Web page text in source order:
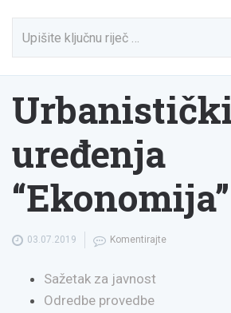
uređenja
“Ekonomija”
03.07.2019 Komentirajte
Sažetak za javnost
Odredbe provedbe